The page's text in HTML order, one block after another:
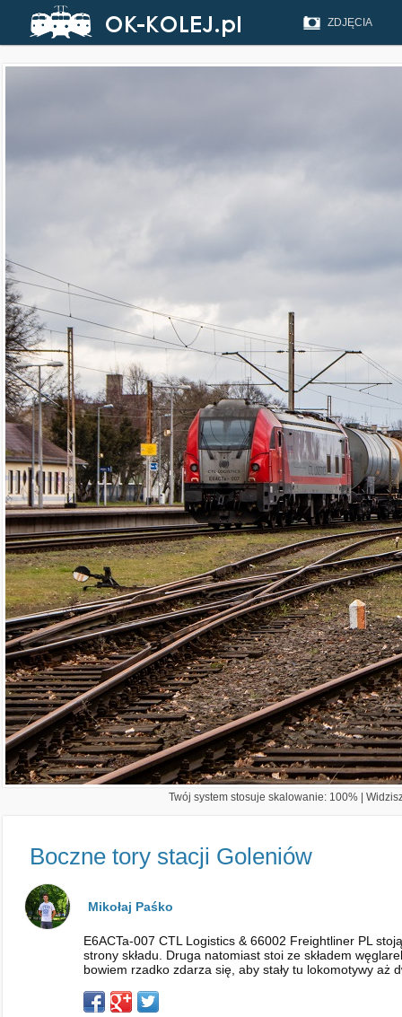
ZDJĘCIA
Twój system stosuje skalowanie: 100% |
Boczne tory stacji Goleniów
Mikołaj Paśko
E6ACTa-007 CTL Logistics & 66002 Freightliner PL
strony składu. Druga natomiast stoi ze składem
bowiem rzadko zdarza się, aby stały tu lokomotywy aż